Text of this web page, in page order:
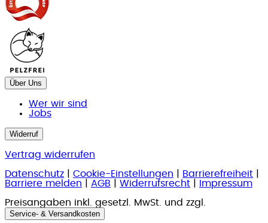
Über Uns
Wer wir sind
Jobs
Widerruf
Vertrag widerrufen
Datenschutz
Cookie-Einstellungen Barrierefreiheit
Barriere melden
AGB Widerrufsrecht
Impressum
Preisangaben inkl. gesetzl. MwSt. und zzgl.
Service- & Versandkosten